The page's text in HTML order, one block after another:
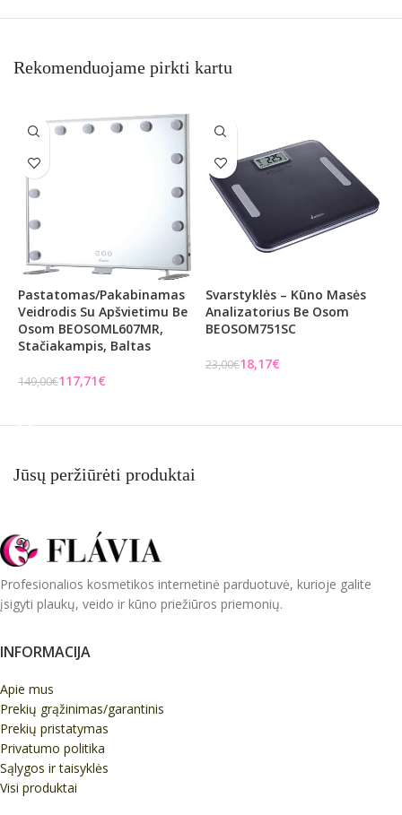
Rekomenduojame pirkti kartu
Pastatomas/pakabinamas
Veidrodis Su Apšvietimu Be
Osom BEOSOML607MR,
Stačiakampis, Baltas
149,00€117,71€
Svarstyklės – Kūno Masės
Analizatorius Be Osom
BEOSOM751SC
23,00€18,17€
Jūsų peržiūrėti produktai
Profesionalios kosmetikos internetinė parduotuvė, kurioje galite
įsigyti plaukų, veido ir kūno priežiūros priemonių.
INFORMACIJA
Apie mus
Prekių grąžinimas/garantinis
Prekių pristatymas
Privatumo politika
Sąlygos ir taisyklės
Visi produktai